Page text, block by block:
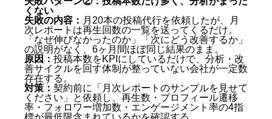
くない
失敗の内容： 月20本の投稿代行を依頼したが、月
次レポートは再生回数の一覧を送ってくるだけ。
「なぜ伸びなかったのか」「次にどう改善するか」
の説明がなく、6ヶ月間ほぼ同じ結果のまま。
原因： 投稿本数をKPIにしているだけで、分析・改
善サイクルを回す体制が整っていない会社が一定数
存在する。
対策： 契約前に「月次レポートのサンプルを見せて
ください」と依頼し、再生数・プロフィール遷移
率・フォロワー増加数・エンゲージメント率の4指
標が最低限含まれているかを確認する。